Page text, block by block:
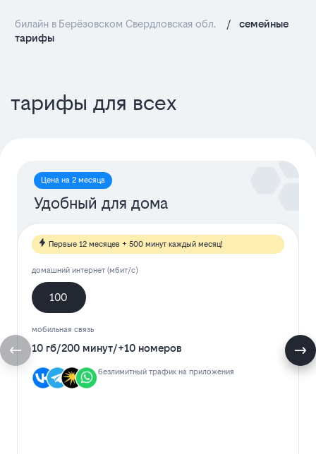
билайн в Берёзовском Свердловская обл. /
семейные
тарифы
тарифы для всех
Цена на 2 месяца
Удобный для дома
Первые 12 месяцев + 500 минут каждый месяц!
домашний интернет (мбит/с)
100
мобильная связь
10 гб/200 минут/+10 номеров
безлимитный трафик на приложения